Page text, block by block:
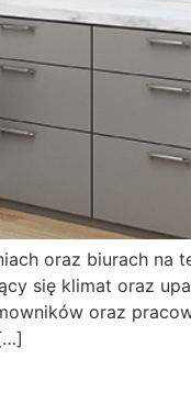
oraz biurach na
się klimat oraz
oraz